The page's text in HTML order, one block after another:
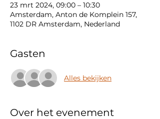
23 mrt 2024, 09:00 – 10:30
Amsterdam, Anton de Komplein 157,
1102 DR Amsterdam, Nederland
Gasten
Alles bekijken
Over het evenement